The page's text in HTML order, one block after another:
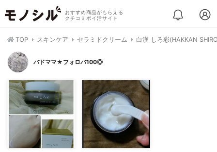
おすすめ商品がもらえる
クチコミポイ活サイト
TOP スキンケア セラミドクリーム 白漢 しろ彩(HAKKAN
バドママ★フォロバ100◎